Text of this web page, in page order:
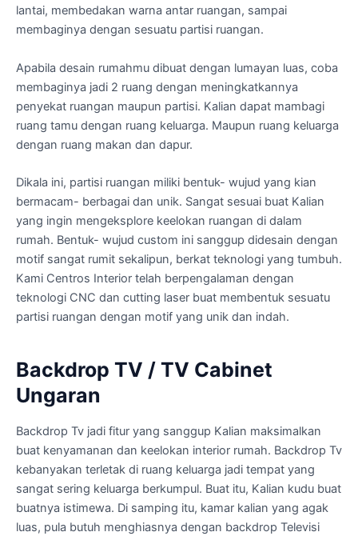
lantai, membedakan warna antar ruangan, sampai
membaginya dengan sesuatu partisi ruangan.
Apabila desain rumahmu dibuat dengan lumayan luas, coba
membaginya jadi 2 ruang dengan meningkatkannya
penyekat ruangan maupun partisi. Kalian dapat mambagi
ruang tamu dengan ruang keluarga. Maupun ruang keluarga
dengan ruang makan dan dapur.
Dikala ini, partisi ruangan miliki bentuk- wujud yang kian
bermacam- berbagai dan unik. Sangat sesuai buat Kalian
yang ingin mengeksplore keelokan ruangan di dalam
rumah. Bentuk- wujud custom ini sanggup didesain dengan
motif sangat rumit sekalipun, berkat teknologi yang tumbuh.
Kami Centros Interior telah berpengalaman dengan
teknologi CNC dan cutting laser buat membentuk sesuatu
partisi ruangan dengan motif yang unik dan indah.
Backdrop TV / TV Cabinet
Ungaran
Backdrop Tv jadi fitur yang sanggup Kalian maksimalkan
buat kenyamanan dan keelokan interior rumah. Backdrop Tv
kebanyakan terletak di ruang keluarga jadi tempat yang
sangat sering keluarga berkumpul. Buat itu, Kalian kudu buat
buatnya istimewa. Di samping itu, kamar kalian yang agak
luas, pula butuh menghiasnya dengan backdrop Televisi